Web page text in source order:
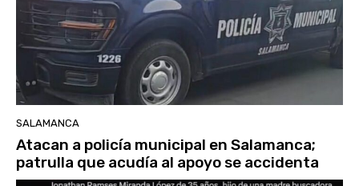
SALAMANCA
Atacan a policía municipal en Salamanca;
patrulla que acudía al apoyo se accidenta